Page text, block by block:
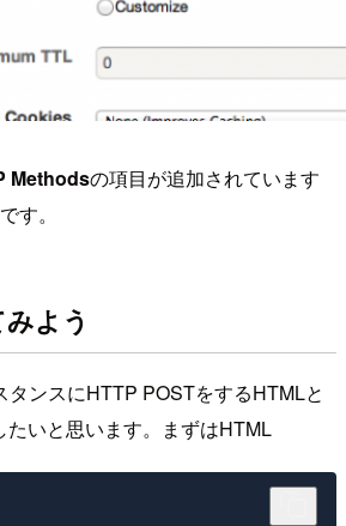
Methodsの項目が追加されています
す。
よう
ンスにHTTP POSTをするHTMLと
いと思います。まずはHTML